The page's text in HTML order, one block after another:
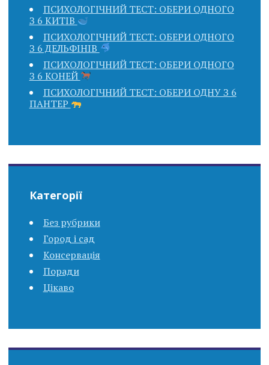
ПСИХОЛОГІЧНИЙ ТЕСТ: ОБЕРИ ОДНОГО
З 6 КИТІВ
ПСИХОЛОГІЧНИЙ ТЕСТ: ОБЕРИ ОДНОГО
З 6 ДЕЛЬФІНІВ
ПСИХОЛОГІЧНИЙ ТЕСТ: ОБЕРИ ОДНОГО
З 6 КОНЕЙ
ПСИХОЛОГІЧНИЙ ТЕСТ: ОБЕРИ ОДНУ З 6
ПАНТЕР
Категорії
Без рубрики
Город і сад
Консервація
Поради
Цікаво